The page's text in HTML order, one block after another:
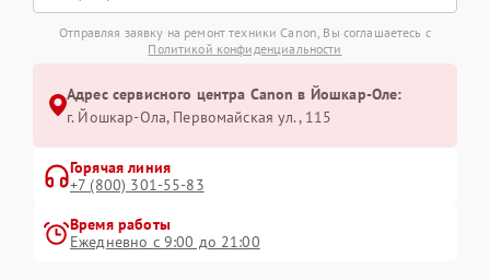
Отправляя заявку на ремонт техники Canon, Вы соглашаетесь с
Политикой конфиденциальности
Адрес сервисного центра Canon в Йошкар-Оле:
г. Йошкар-Ола, Первомайская ул., 115
Горячая линия
+7 (800) 301-55-83
Время работы
Ежедневно с 9:00 до 21:00